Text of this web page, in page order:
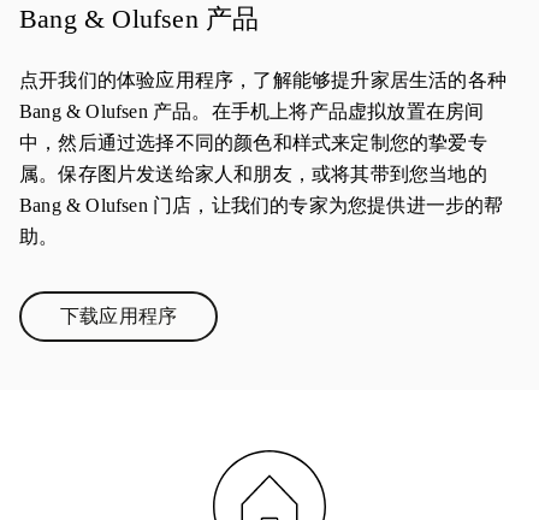
Bang & Olufsen 产品
点开我们的体验应用程序，了解能够提升家居生活的各种
Bang & Olufsen 产品。在手机上将产品虚拟放置在房间
中，然后通过选择不同的颜色和样式来定制您的挚爱专
属。保存图片发送给家人和朋友，或将其带到您当地的
Bang & Olufsen 门店，让我们的专家为您提供进一步的帮
助。
下载应用程序Link Opens in New Tab